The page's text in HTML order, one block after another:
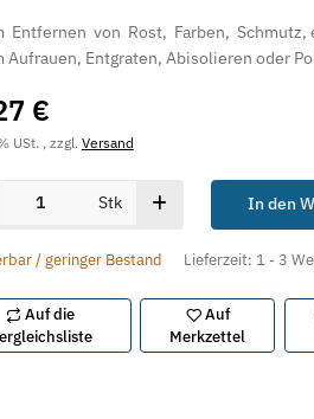
Entfernen von Rost, Farben, Schmutz,
Aufrauen, Entgraten, Abisolieren oder
€
USt. , zzgl.Versand
Stk In den
/ geringer Bestand Lieferzeit: 1 - 3
Auf die
Auf
Merkzettel